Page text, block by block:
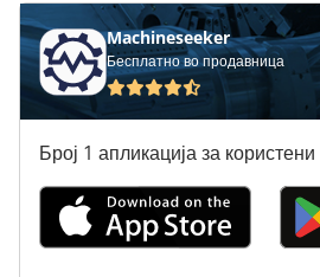
Giben Smart 65
Gkt 60
Hbs 470
Interplater 66
Jenz Az 660
Mf Twin 65
Machineseeker
Бесплатно во продавница
Број 1 апликација за